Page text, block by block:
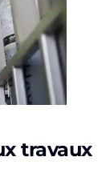
travaux